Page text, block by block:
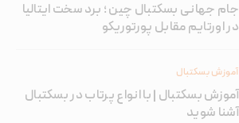
جام جهانی بسکتبال چین ؛ برد سخت ایتالیا
در اورتایم مقابل پورتوریکو
آموزش بسکتبال
آموزش بسکتبال | با انواع پرتاب در بسکتبال
آشنا شوید